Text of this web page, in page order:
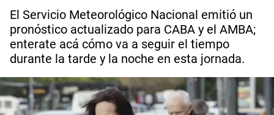
El Servicio Meteorológico Nacional emitió un
pronóstico actualizado para CABA y el AMBA;
enterate acá cómo va a seguir el tiempo
durante la tarde y la noche en esta jornada.